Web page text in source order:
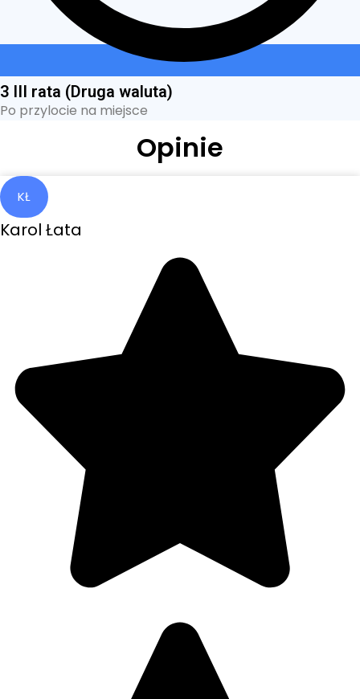
3 III rata (Druga waluta)
Po przylocie na miejsce
Opinie
KŁ
Karol Łata